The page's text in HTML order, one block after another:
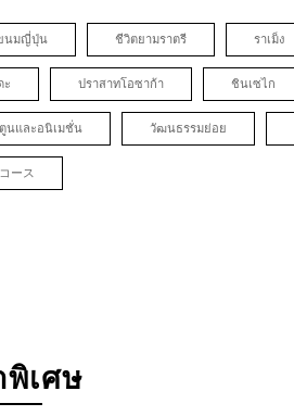
นมญี่ปุ่น ชีวิตยามราตรี ราเม็ง
ะ ปราสาทโอซาก้า ชินเซไก
นและอนิเมชั่น วัฒนธรรมย่อย
ース
เศษ